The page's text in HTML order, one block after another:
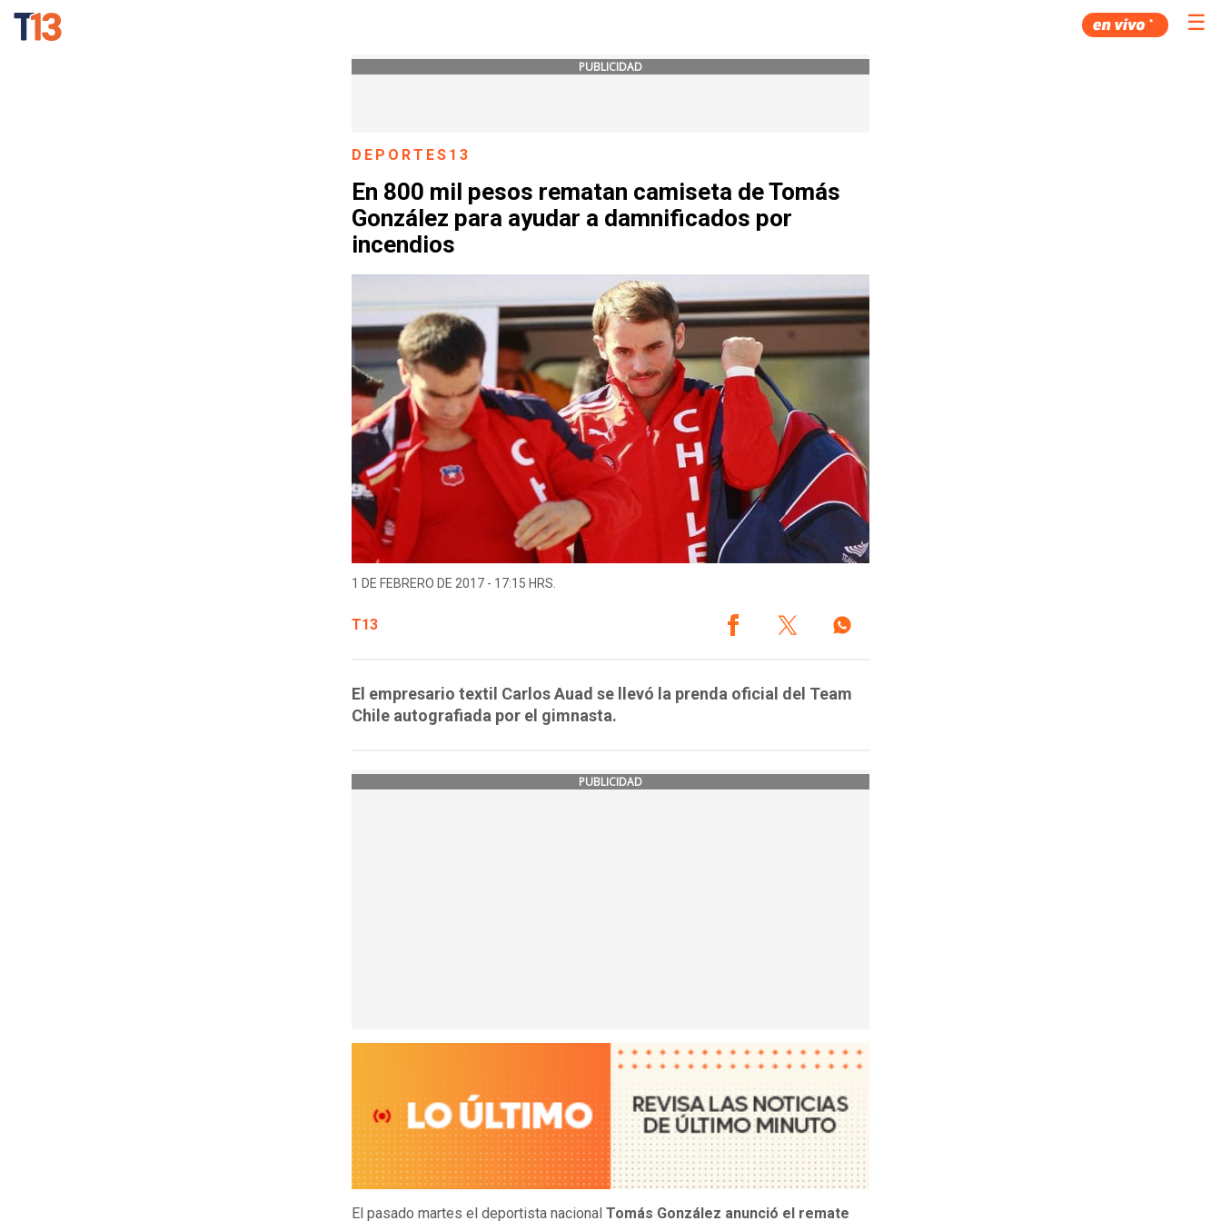
☰
PUBLICIDAD
DEPORTES13
En 800 mil pesos rematan camiseta de Tomás
González para ayudar a damnificados por
incendios
1 DE FEBRERO DE 2017 - 17:15 HRS.
T13
El empresario textil Carlos Auad se llevó la prenda oficial del Team
Chile autografiada por el gimnasta.
PUBLICIDAD
El pasado martes el deportista nacional Tomás González anunció el remate